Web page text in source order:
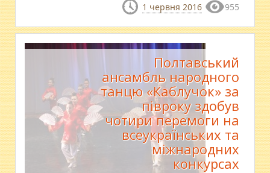
1 червня 2016 955
Полтавський
ансамбль народного
танцю «Каблучок» за
півроку здобув
чотири перемоги на
всеукраїнських та
міжнародних
конкурсах